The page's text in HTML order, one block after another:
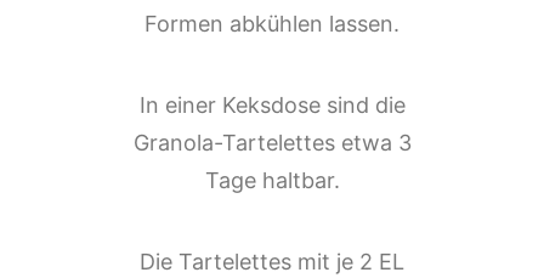
Formen abkühlen lassen.
In einer Keksdose sind die
Granola-Tartelettes etwa 3
Tage haltbar.
Die Tartelettes mit je 2 EL